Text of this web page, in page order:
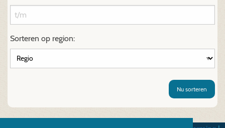
Sorteren op region:
Nu sorteren